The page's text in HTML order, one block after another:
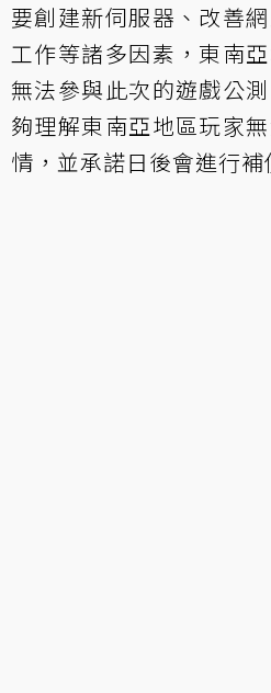
要創建新伺服器、改善
工作等諸多因素，東南
無法參與此次的遊戲公
夠理解東南亞地區玩家
情，並承諾日後會進行補